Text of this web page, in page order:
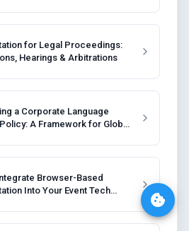
for Legal Proceedings:
Hearings & Arbitrations
a Corporate Language
A Framework for Global
Browser-Based
Into Your Event Tech